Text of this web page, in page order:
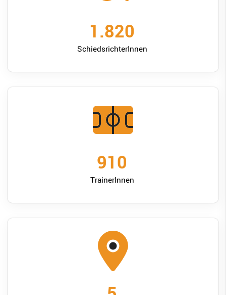
2.000
SchiedsrichterInnen
1000
TrainerInnen